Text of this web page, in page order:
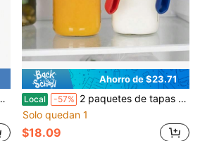
Ahorro de $23.71
Local -57% 2 paquetes de tapas de boca ancha para tarros Mason con asa, sello hermético y a prueba de fugas (junta de silicona), vertedor fácil de usar que convierte el tarro en jarra, tarros no incluidos
Solo quedan 1
$18.09